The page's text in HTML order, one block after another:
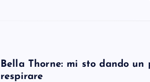
Bella Thorne: mi sto dando un
respirare